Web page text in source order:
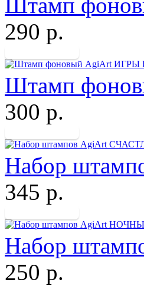
Штамп
290 р.
Штамп
300 р.
Набор
345 р.
Набор
250 р.